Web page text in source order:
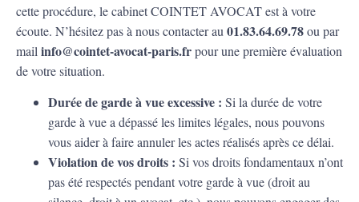
cette procédure, le cabinet COINTET AVOCAT est à votre
écoute. N’hésitez pas à nous contacter au 01.83.64.69.78ou par
mail info@cointet-avocat-paris.frpour une première évaluation
de votre situation.
Durée de garde à vue excessive : Si la durée de votre
garde à vue a dépassé les limites légales, nous pouvons
vous aider à faire annuler les actes réalisés après ce délai.
Violation de vos droits : Si vos droits fondamentaux n’ont
pas été respectés pendant votre garde à vue (droit au